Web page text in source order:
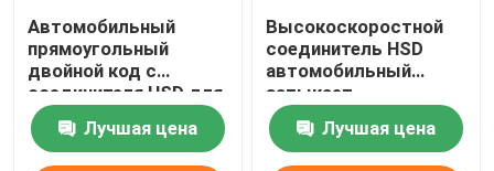
Автомобильный
прямоугольный
двойной код c
соединителя HSD для
держателя PCB
Лучшая цена
Высокоскоростной
соединитель HSD
автомобильный
затыкает
прямоугольный
держатель PCB 4+4
Pin
Лучшая цена